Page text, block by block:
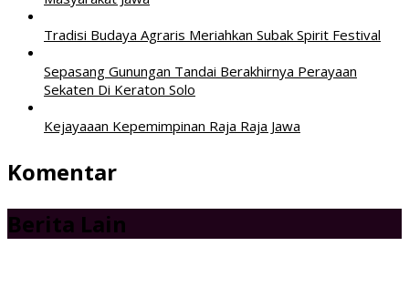
Tradisi Budaya Agraris Meriahkan Subak Spirit Festival
Sepasang Gunungan Tandai Berakhirnya Perayaan
Sekaten Di Keraton Solo
Kejayaaan Kepemimpinan Raja Raja Jawa
Komentar
Berita Lain